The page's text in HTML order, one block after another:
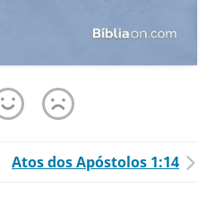
Atos dos Apóstolos 1:14